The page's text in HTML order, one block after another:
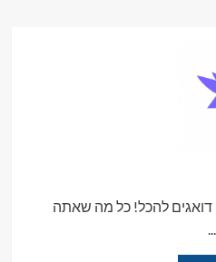
דואגים להכל! כל מה שאתה